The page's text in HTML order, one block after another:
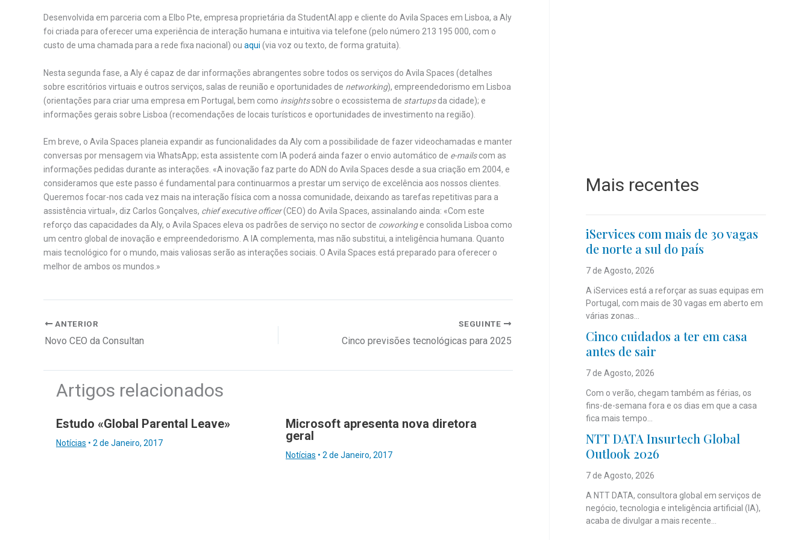
Desenvolvida em parceria com a Elbo Pte, empresa proprietária da StudentAI.app e cliente do Avila Spaces em Lisboa, a Aly
foi criada para oferecer uma experiência de interação humana e intuitiva via telefone (pelo número 213 195 000, com o
custo de uma chamada para a rede fixa nacional) ou aqui (via voz ou texto, de forma gratuita).
Nesta segunda fase, a Aly é capaz de dar informações abrangentes sobre todos os serviços do Avila Spaces (detalhes
sobre escritórios virtuais e outros serviços, salas de reunião e oportunidades de networking), empreendedorismo em Lisboa
(orientações para criar uma empresa em Portugal, bem como insightssobre o ecossistema de startupsda cidade); e
informações gerais sobre Lisboa (recomendações de locais turísticos e oportunidades de investimento na região).
Em breve, o Avila Spaces planeia expandir as funcionalidades da Aly com a possibilidade de fazer videochamadas e manter
conversas por mensagem via WhatsApp; esta assistente com IA poderá ainda fazer o envio automático de e-mailscom as
informações pedidas durante as interações. «A inovação faz parte do ADN do Avila Spaces desde a sua criação em 2004, e
consideramos que este passo é fundamental para continuarmos a prestar um serviço de excelência aos nossos clientes.
Queremos focar-nos cada vez mais na interação física com a nossa comunidade, deixando as tarefas repetitivas para a
assistência virtual», diz Carlos Gonçalves, chief executive officer(CEO) do Avila Spaces, assinalando ainda: «Com este
reforço das capacidades da Aly, o Avila Spaces eleva os padrões de serviço no sector de coworkinge consolida Lisboa como
um centro global de inovação e empreendedorismo. A IA complementa, mas não substitui, a inteligência humana. Quanto
mais tecnológico for o mundo, mais valiosas serão as interações sociais. O Avila Spaces está preparado para oferecer o
melhor de ambos os mundos.»
ANTERIOR
Novo CEO da Consultan
SEGUINTE
Cinco previsões tecnológicas para 2025
Artigos relacionados
Estudo «Global Parental Leave»
Notícias • 2 de Janeiro, 2017
Microsoft apresenta nova diretora
geral
Notícias • 2 de Janeiro, 2017
Mais recentes
iServices com mais de 30 vagas
de norte a sul do país
7 de Agosto, 2026
A iServices está a reforçar as suas equipas em
Portugal, com mais de 30 vagas em aberto em
várias zonas...
Cinco cuidados a ter em casa
antes de sair
7 de Agosto, 2026
Com o verão, chegam também as férias, os
fins-de-semana fora e os dias em que a casa
fica mais tempo...
NTT DATA Insurtech Global
Outlook 2026
7 de Agosto, 2026
A NTT DATA, consultora global em serviços de
negócio, tecnologia e inteligência artificial (IA),
acaba de divulgar a mais recente...